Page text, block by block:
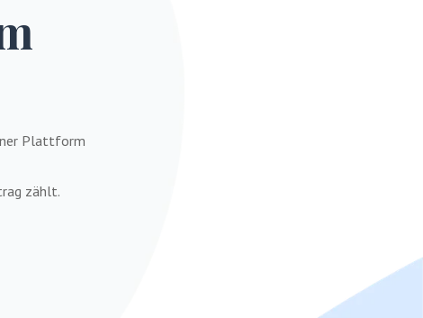
Plattform
zählt.